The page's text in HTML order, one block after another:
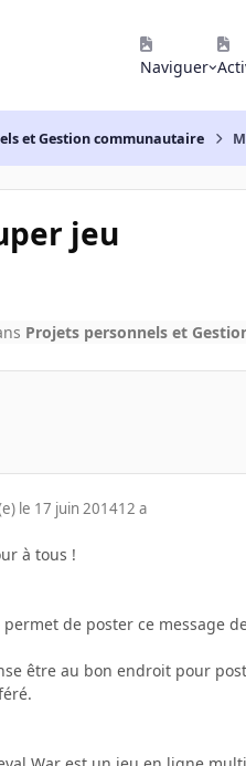
Naviguer
et Gestion communautaire
jeu
Projets personnels et
le 17 juin 201412 a
à tous !
permet de poster ce message
être au bon endroit pour